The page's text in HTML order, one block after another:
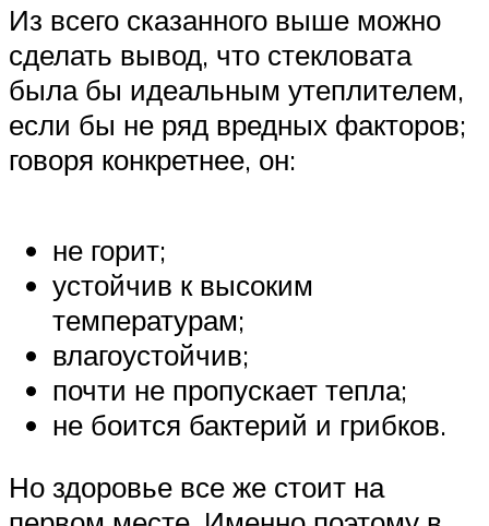
Из всего сказанного выше можно
сделать вывод, что стекловата
была бы идеальным утеплителем,
если бы не ряд вредных факторов;
говоря конкретнее, он:
не горит;
устойчив к высоким
температурам;
влагоустойчив;
почти не пропускает тепла;
не боится бактерий и грибков.
Но здоровье все же стоит на